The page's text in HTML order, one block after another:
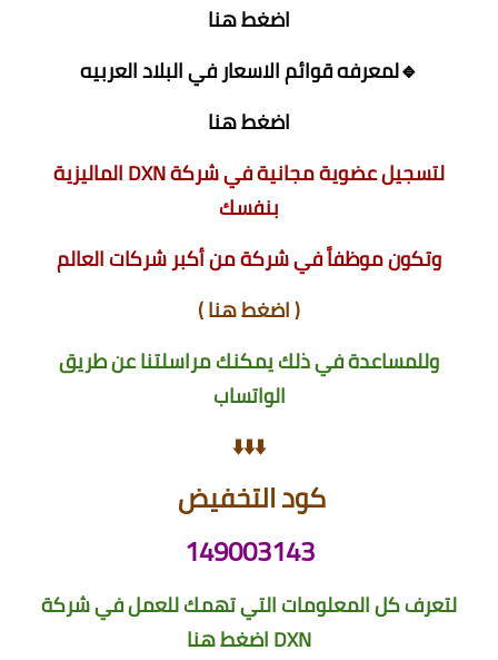
اضغط هنا
🔹لمعرفه قوائم الاسعار في البلاد العربيه
اضغط هنا
لتسجيل عضوية مجانية في شركة DXN الماليزية
بنفسك
وتكون موظفاً في شركة من أكبر شركات العالم
(اضغط هنا)
وللمساعدة في ذلك يمكنك مراسلتنا عن طريق
الواتساب
⬇️⬇️⬇️
كود التخفيض
149003143
لتعرف كل المعلومات التي تهمك للعمل في شركة
DXNاضغط هنا